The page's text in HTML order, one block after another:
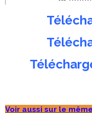
Voir aussi sur le